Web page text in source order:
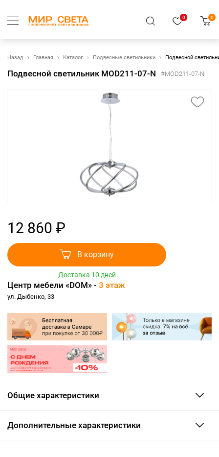
0 0
Назад Главная Каталог Подвесные светильники Подвесной
Подвесной светильник MOD211-07-N #MOD211-07-N
12 860 ₽
В корзину
Доставка 10 дней
Центр мебели «DOM» - 3 этаж
ул. Дыбенко, 33
Общие характеристики
Дополнительные характеристики